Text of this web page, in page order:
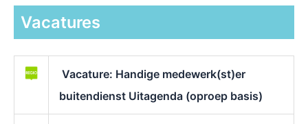
Vacatures
Vacature: Handige medewerk(st)er
buitendienst Uitagenda (oproep basis)